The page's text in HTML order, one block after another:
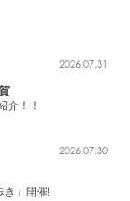
2026.07.31
介！！
2026.07.30
き」開催!